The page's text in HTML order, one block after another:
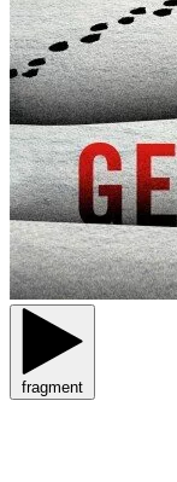
fragment